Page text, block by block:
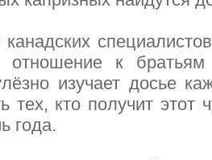
отношение к
изучает досье
тех, кто получит этот
года.